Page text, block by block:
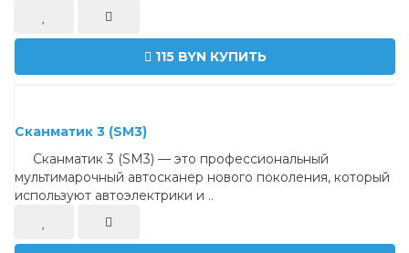
115 BYN КУПИТЬ
Сканматик 3 (SM3)
Сканматик 3 (SM3) — это профессиональный
мультимарочный автосканер нового поколения, который
используют автоэлектрики и ..